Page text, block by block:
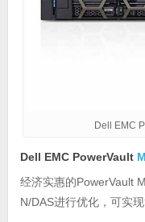
Dell EMC
Dell EMC PowerVault
经济实惠的PowerVault
N/DAS进行优化，可实